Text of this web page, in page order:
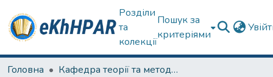
Розділи
та
колекції
Пошук за
критеріями
Головна
Кафедра теорії та методик дошкільної освіти